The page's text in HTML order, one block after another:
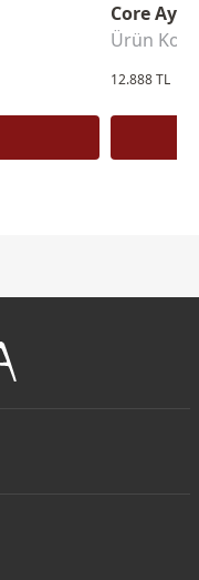
Core
Ürün
12.888 TL